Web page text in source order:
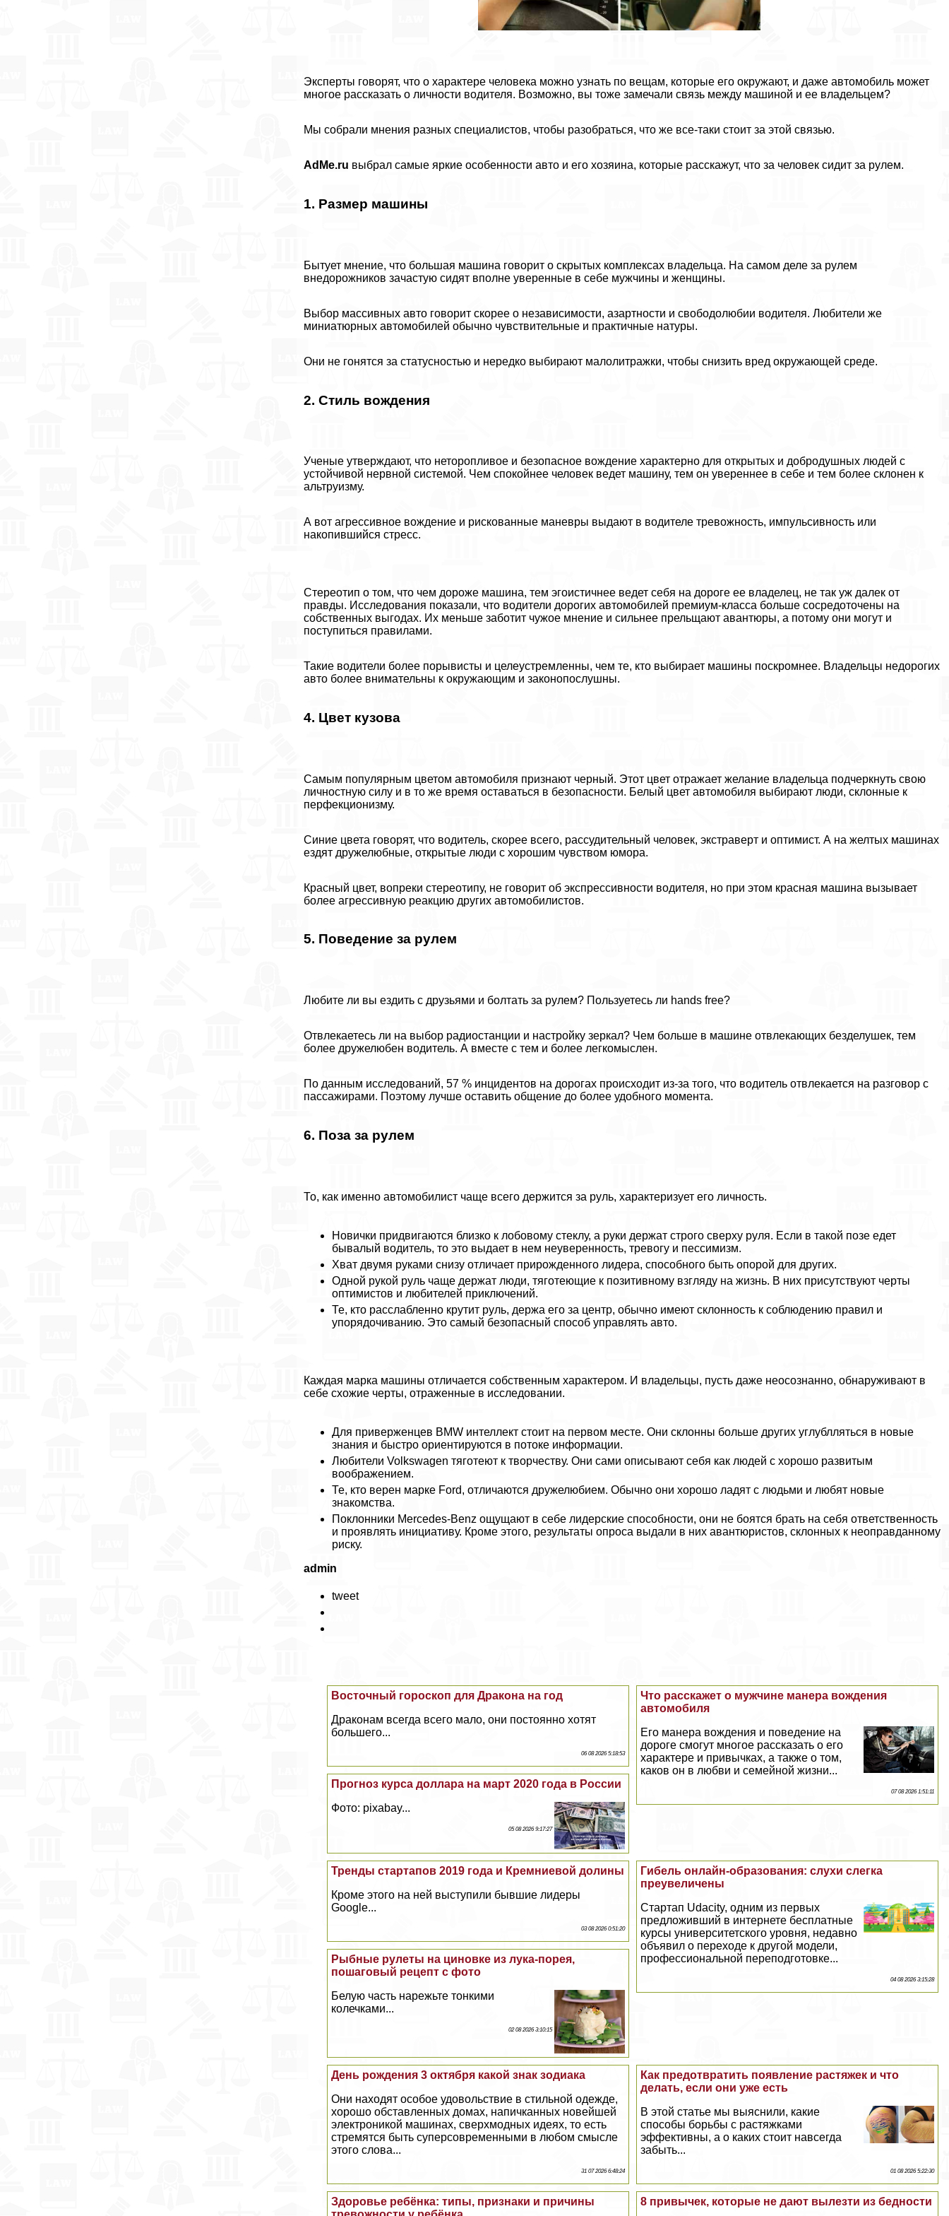
Эксперты говорят, что о хаpaктере человека можно узнать по вещам, которые его окружают, и даже автомобиль может
многое рассказать о личности водителя. Возможно, вы тоже замечали связь между машиной и ее владельцем?
Мы собрали мнения разных специалистов, чтобы разобраться, что же все-таки стоит за этой связью.
AdMe.ru выбрал самые яркие особенности авто и его хозяина, которые расскажут, что за человек сидит за рулем.
1. Размер машины
Бытует мнение, что большая машина говорит о скрытых комплексах владельца. На самом деле за рулем
внедорожников зачастую сидят вполне уверенные в себе мужчины и женщины.
Выбор массивных авто говорит скорее о независимости, азapтности и свободолюбии водителя. Любители же
миниатюрных автомобилей обычно чувствительные и пpaктичные натуры.
Они не гонятся за статусностью и нередко выбирают малолитражки, чтобы снизить вред окружающей среде.
2. Стиль вождения
Ученые утверждают, что неторопливое и безопасное вождение хаpaктерно для открытых и добродушных людей с
устойчивой нервной системой. Чем спокойнее человек ведет машину, тем он увереннее в себе и тем более склонен к
альтруизму.
А вот агрессивное вождение и рискованные маневры выдают в водителе тревожность, импульсивность или
накопившийся стресс.
Стереотип о том, что чем дороже машина, тем эгоистичнее ведет себя на дороге ее владелец, не так уж далек от
правды. Исследования показали, что водители дорогих автомобилей премиум-класса больше сосредоточены на
собственных выгодах. Их меньше заботит чужое мнение и сильнее прельщают авантюры, а потому они могут и
поступиться правилами.
Такие водители более порывисты и целеустремленны, чем те, кто выбирает машины поскромнее. Владельцы недорогих
авто более внимательны к окружающим и законопослушны.
4. Цвет кузова
Самым популярным цветом автомобиля признают черный. Этот цвет отражает желание владельца подчеркнуть свою
личностную силу и в то же время оставаться в безопасности. Белый цвет автомобиля выбирают люди, склонные к
перфекционизму.
Синие цвета говорят, что водитель, скорее всего, рассудительный человек, экстраверт и оптимист. А на желтых машинах
ездят дружелюбные, открытые люди с хорошим чувством юмора.
Красный цвет, вопреки стереотипу, не говорит об экспрессивности водителя, но при этом красная машина вызывает
более агрессивную реакцию других автомобилистов.
5. Поведение за рулем
Любите ли вы ездить с друзьями и болтать за рулем? Пользуетесь ли hands free?
Отвлекаетесь ли на выбор радиостанции и настройку зеркал? Чем больше в машине отвлекающих безделушек, тем
более дружелюбен водитель. А вместе с тем и более легкомыслен.
По данным исследований, 57 % инцидентов на дорогах происходит из-за того, что водитель отвлекается на разговор с
пассажирами. Поэтому лучше оставить общение до более удобного момента.
6. Поза за рулем
То, как именно автомобилист чаще всего держится за руль, хаpaктеризует его личность.
Новички придвигаются близко к лобовому стеклу, а руки держат строго сверху руля. Если в такой позе едет
бывалый водитель, то это выдает в нем неуверенность, тревогу и пессимизм.
Хват двумя руками снизу отличает прирожденного лидера, способного быть опорой для других.
Одной рукой руль чаще держат люди, тяготеющие к позитивному взгляду на жизнь. В них присутствуют черты
оптимистов и любителей приключений.
Те, кто расслабленно крутит руль, держа его за центр, обычно имеют склонность к соблюдению правил и
упорядочиванию. Это самый безопасный способ управлять авто.
Каждая марка машины отличается собственным хаpaктером. И владельцы, пусть даже неосознанно, обнаруживают в
себе схожие черты, отраженные в исследовании.
Для приверженцев BMW интеллект стоит на первом месте. Они склонны больше других углублляться в новые
знания и быстро ориентируются в потоке информации.
Любители Volkswagen тяготеют к творчеству. Они сами описывают себя как людей с хорошо развитым
воображением.
Те, кто верен марке Ford, отличаются дружелюбием. Обычно они хорошо ладят с людьми и любят новые
знакомства.
Поклонники Mercedes-Benz ощущают в себе лидерские способности, они не боятся брать на себя ответственность
и проявлять инициативу. Кроме этого, результаты опроса выдали в них авантюристов, склонных к неоправданному
риску.
admin
tweet
Что расскажет о мужчине манера вождения
автомобиля
Его манера вождения и поведение на
дороге смогут многое рассказать о его
хаpaктере и привычках, а также о том,
каков он в любви и семейной жизни...
07 08 2026 1:51:11
Восточный гороскоп для Дpaкона на год
Дpaконам всегда всего мало, они постоянно хотят
большего...
06 08 2026 5:18:53
Прогноз курса доллара на март 2020 года в России
Фото: pixabay...
05 08 2026 9:17:27
Гибель онлайн-образования: слухи слегка
преувеличены
Стартап Udacity, одним из первых
предложивший в интернете бесплатные
курсы университетского уровня, недавно
объявил о переходе к другой модели,
профессиональной переподготовке...
04 08 2026 3:15:28
Тренды стартапов 2019 года и Кремниевой долины
Кроме этого на ней выступили бывшие лидеры
Google...
03 08 2026 0:51:20
Рыбные рулеты на циновке из лука-порея,
пошаговый рецепт с фото
Белую часть нарежьте тонкими
колечками...
02 08 2026 3:10:15
Как предотвратить появление растяжек и что
делать, если они уже есть
В этой статье мы выяснили, какие
способы борьбы с растяжками
эффективны, а о каких стоит навсегда
забыть...
01 08 2026 5:22:30
День рождения 3 октября какой знак зодиака
Они находят особое удовольствие в стильной одежде,
хорошо обставленных домах, напичканных новейшей
электроникой машинах, сверхмодных идеях, то есть
стремятся быть суперсовременными в любом смысле
этого слова...
31 07 2026 6:48:24
8 привычек, которые не дают вылезти из бедности
Здоровье ребёнка: типы, признаки и причины